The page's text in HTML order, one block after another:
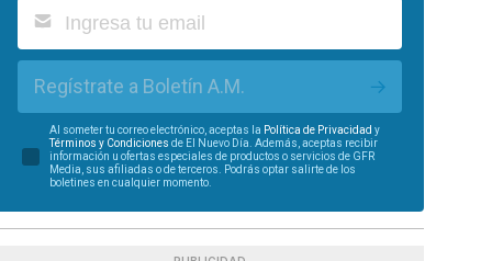
Regístrate a Boletín A.M.
Al someter tu correo electrónico, aceptas la Política de Privacidad y
Términos y Condiciones de El Nuevo Día. Además, aceptas recibir
información u ofertas especiales de productos o servicios de GFR
Media, sus afiliadas o de terceros. Podrás optar salirte de los
boletines en cualquier momento.